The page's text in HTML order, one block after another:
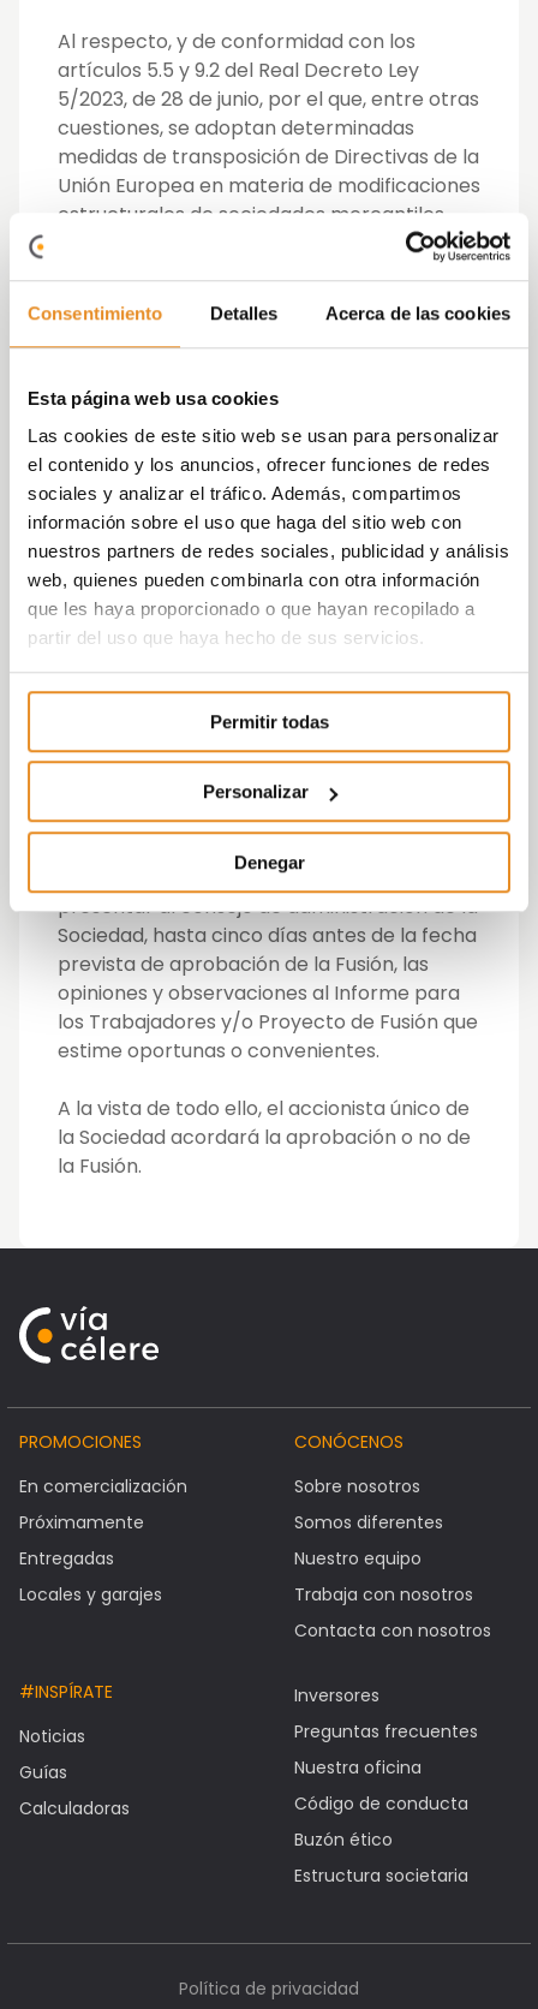
Consentimiento Detalles Acerca de las cookies
Esta página web usa cookies
Las cookies de este sitio web se usan para personalizar
el contenido y los anuncios, ofrecer funciones de redes
sociales y analizar el tráfico. Además, compartimos
información sobre el uso que haga del sitio web con
nuestros partners de redes sociales, publicidad y análisis
web, quienes pueden combinarla con otra información
que les haya proporcionado o que hayan recopilado a
partir del uso que haya hecho de sus servicios.
Permitir todas
Personalizar
Denegar
Al respecto, y de conformidad con los
artículos 5.5 y 9.2 del Real Decreto Ley
5/2023, de 28 de junio, por el que, entre otras
cuestiones, se adoptan determinadas
medidas de transposición de Directivas de la
Unión Europea en materia de modificaciones
estructurales de sociedades mercantiles
”), ponemos a su
disposición el informe elaborado en fecha 4
de junio de 2026 por el órgano de
administración de la Sociedad, dirigido a sus
aspectos jurídicos y económicos de la
Fusión, sus consecuencias para los
trabajadores, así como, en particular, para
la actividad empresarial futura de la
Sociedad (el “ Informe para los
Trabajadores”), el proyecto de fusión (el
“Proyecto de Fusión ”) y la documentación
especificada en el artículo 46 del RDL.
Asimismo, le informamos que está previsto
que la Fusión se acuerde por el accionista
del Informe para los Trabajadores y, en su
caso, de las opiniones y observaciones
presentadas por los trabajadores en
relación con el Informe para los
Trabajadores y/o el Proyecto de Fusión. En
este sentido, se le informa que podrá
presentar al consejo de administración de la
Sociedad, hasta cinco días antes de la fecha
prevista de aprobación de la Fusión, las
opiniones y observaciones al Informe para
los Trabajadores y/o Proyecto de Fusión que
estime oportunas o convenientes.
A la vista de todo ello, el accionista único de
la Sociedad acordará la aprobación o no de
la Fusión.
PROMOCIONES
En comercialización
Próximamente
Entregadas
Locales y garajes
CONÓCENOS
Sobre nosotros
Somos diferentes
Nuestro equipo
Trabaja con nosotros
Contacta con nosotros
#INSPÍRATE
Noticias
Guías
Calculadoras
Inversores
Preguntas frecuentes
Nuestra oficina
Código de conducta
Buzón ético
Estructura societaria
Política de privacidad